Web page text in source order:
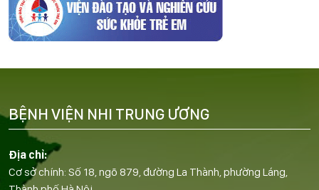
Địa chỉ:
Cơ sở chính: Số 18, ngõ 879, đường La Thành, phường Láng,
BỆNH VIỆN NHI TRUNG ƯƠNG